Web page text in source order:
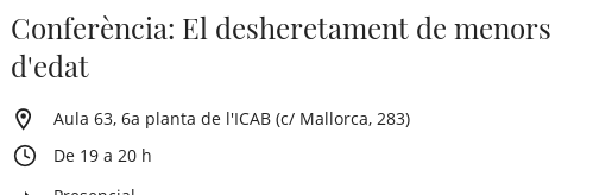
Conferència: El desheretament de menors
d'edat
Aula 63, 6a planta de l'ICAB (c/ Mallorca, 283)
De 19 a 20 h